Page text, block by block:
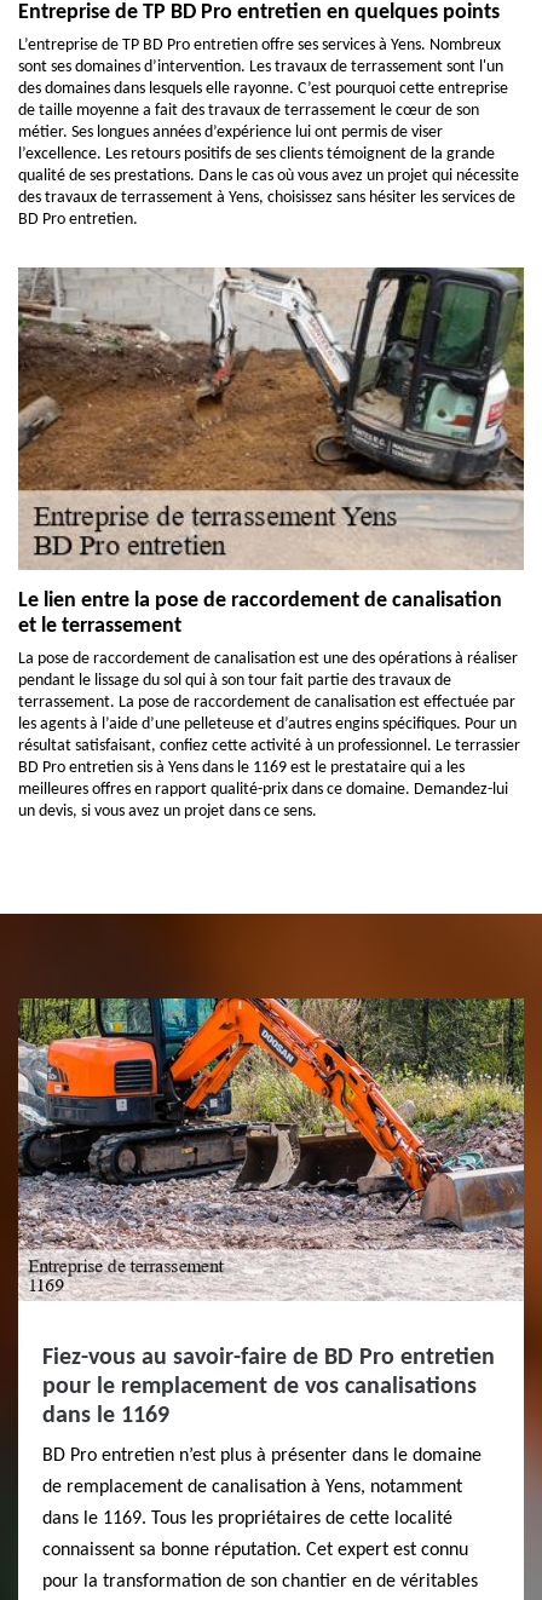
Entreprise de TP BD Pro entretien en quelques points
L’entreprise de TP BD Pro entretien offre ses services à Yens. Nombreux
sont ses domaines d’intervention. Les travaux de terrassement sont l'un
des domaines dans lesquels elle rayonne. C’est pourquoi cette entreprise
de taille moyenne a fait des travaux de terrassement le cœur de son
métier. Ses longues années d’expérience lui ont permis de viser
l’excellence. Les retours positifs de ses clients témoignent de la grande
qualité de ses prestations. Dans le cas où vous avez un projet qui nécessite
des travaux de terrassement à Yens, choisissez sans hésiter les services de
BD Pro entretien.
Le lien entre la pose de raccordement de canalisation
et le terrassement
La pose de raccordement de canalisation est une des opérations à réaliser
pendant le lissage du sol qui à son tour fait partie des travaux de
terrassement. La pose de raccordement de canalisation est effectuée par
les agents à l’aide d’une pelleteuse et d’autres engins spécifiques. Pour un
résultat satisfaisant, confiez cette activité à un professionnel. Le terrassier
BD Pro entretien sis à Yens dans le 1169 est le prestataire qui a les
meilleures offres en rapport qualité-prix dans ce domaine. Demandez-lui
un devis, si vous avez un projet dans ce sens.
Fiez-vous au savoir-faire de BD Pro entretien
pour le remplacement de vos canalisations
dans le 1169
BD Pro entretien n’est plus à présenter dans le domaine
de remplacement de canalisation à Yens, notamment
dans le 1169. Tous les propriétaires de cette localité
connaissent sa bonne réputation. Cet expert est connu
pour la transformation de son chantier en de véritables